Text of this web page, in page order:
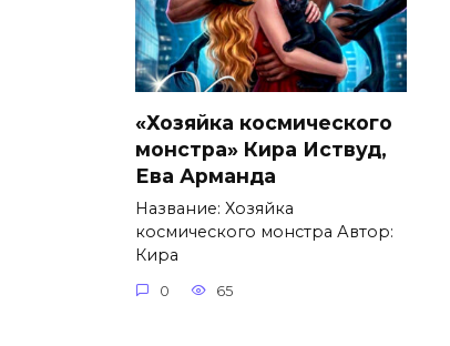
«Хозяйка космического
монстра» Кира Иствуд,
Ева Арманда
Название: Хозяйка
космического монстра Автор:
Кира
0 65